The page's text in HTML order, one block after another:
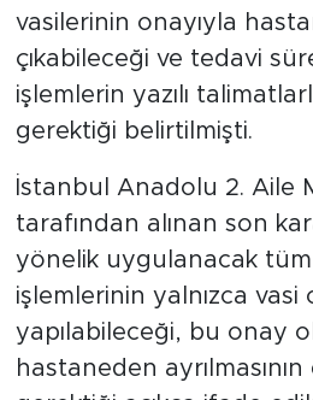
vasilerinin onayıyla
çıkabileceği ve tedavi
işlemlerin yazılı
gerektiği belirtilmişti.
İstanbul Anadolu 2. Aile
tarafından alınan son
yönelik uygulanacak tüm
işlemlerinin yalnızca vasi
yapılabileceği, bu onay
hastaneden